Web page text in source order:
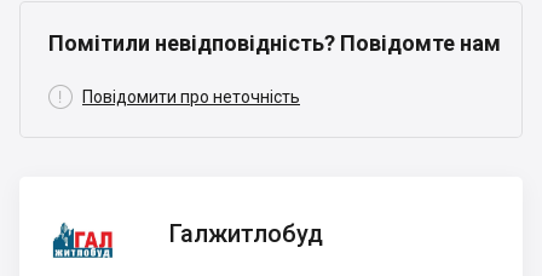
Помітили невідповідність? Повідомте нам
 Повідомити про неточність
Галжитлобуд
Галжитлобуд